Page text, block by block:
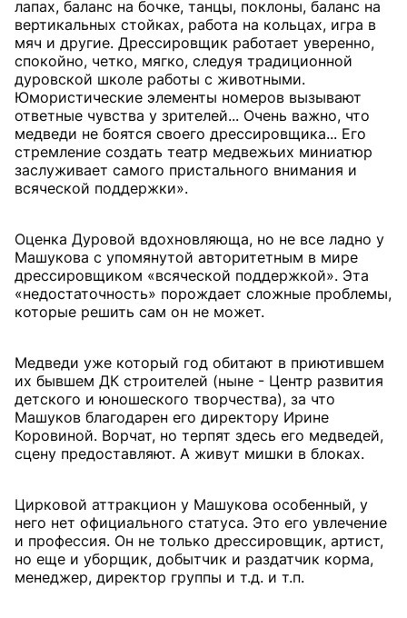
лапах, баланс на бочке, танцы, поклоны, баланс на
вертикальных стойках, работа на кольцах, игра в
мяч и другие. Дрессировщик работает уверенно,
спокойно, четко, мягко, следуя традиционной
дуровской школе работы с животными.
Юмористические элементы номеров вызывают
ответные чувства у зрителей... Очень важно, что
медведи не боятся своего дрессировщика... Его
стремление создать театр медвежьих миниатюр
заслуживает самого пристального внимания и
всяческой поддержки».
Оценка Дуровой вдохновляюща, но не все ладно у
Машукова с упомянутой авторитетным в мире
дрессировщиком «всяческой поддержкой». Эта
«недостаточность» порождает сложные проблемы,
которые решить сам он не может.
Медведи уже который год обитают в приютившем
их бывшем ДК строителей (ныне - Центр развития
детского и юношеского творчества), за что
Машуков благодарен его директору Ирине
Коровиной. Ворчат, но терпят здесь его медведей,
сцену предоставляют. А живут мишки в блоках.
Цирковой аттракцион у Машукова особенный, у
него нет официального статуса. Это его увлечение
и профессия. Он не только дрессировщик, артист,
но еще и уборщик, добытчик и раздатчик корма,
менеджер, директор группы и т.д. и т.п.